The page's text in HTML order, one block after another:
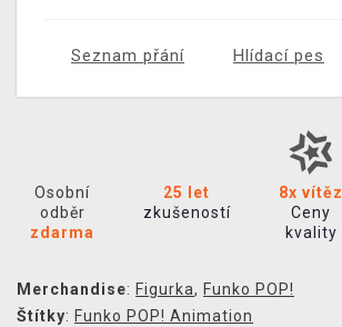
Seznam přání Hlídací pes
Osobní
odběr
zdarma
25 let
zkušeností
8x vítěz
Ceny
kvality
Merchandise: Figurka, Funko POP!
Štítky: Funko POP! Animation